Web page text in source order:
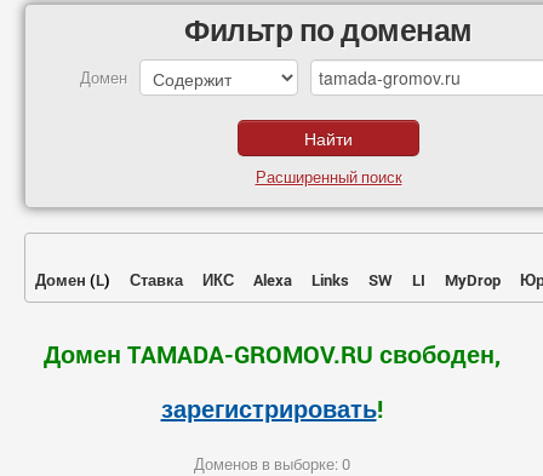
Фильтр по доменам
Домен
Расширенный поиск
Домен (L) Ставка ИКС Alexa Links SW LI MyDrop
Домен TAMADA-GROMOV.RU свободен,
зарегистрировать!
Доменов в выборке: 0